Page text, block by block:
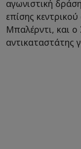
αγωνιστική
επίσης
Μπαλέρντι, και ο
αντικαταστάτης